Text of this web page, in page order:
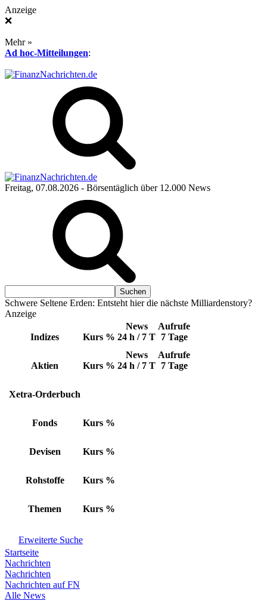
Anzeige
❌
Mehr »
Ad hoc-Mitteilungen:
Freitag, 07.08.2026 - Börsentäglich über 12.000 News
Schwere Seltene Erden: Entsteht hier die nächste Milliardenstory?
Anzeige
Indizes Kurs %
News
24 h / 7 T
Aufrufe
7 Tage
Aktien Kurs %
News
24 h / 7 T
Aufrufe
7 Tage
Xetra-Orderbuch
Fonds Kurs %
Devisen Kurs %
Rohstoffe Kurs %
Themen Kurs %
Erweiterte Suche
Startseite
Nachrichten
Nachrichten
Nachrichten auf FN
Alle News